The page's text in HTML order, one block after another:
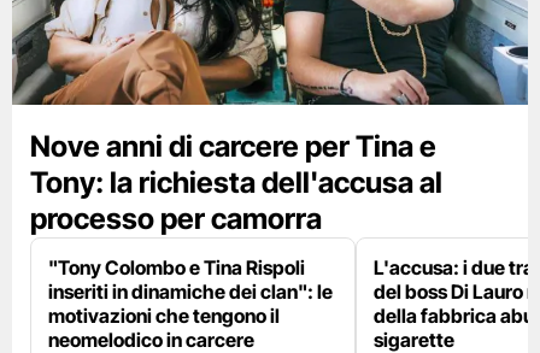
Nove anni di carcere per Tina e
Tony: la richiesta dell'accusa al
processo per camorra
"Tony Colombo e Tina Rispoli
inseriti in dinamiche dei clan": le
motivazioni che tengono il
neomelodico in carcere
L'accusa: i due
del boss Di Lauro
della fabbrica
sigarette